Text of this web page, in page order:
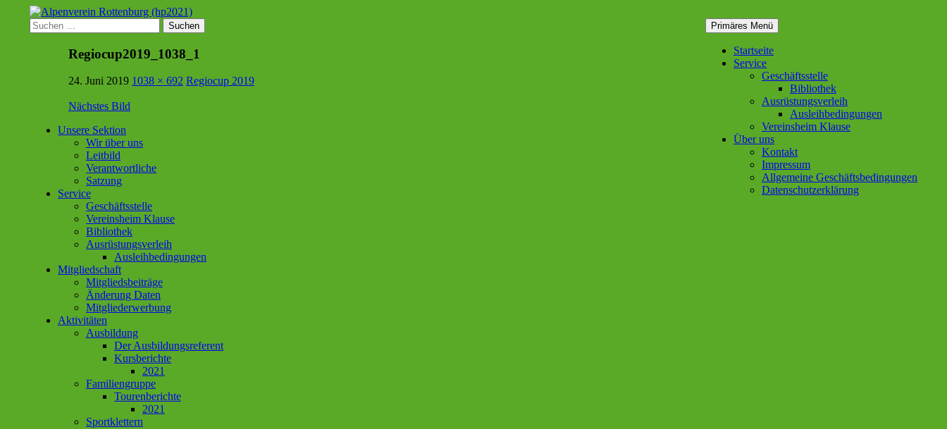
Alpenverein Rottenburg (hp2021)
Suchen Primäres Menü
Inhalt
Startseite
Service
Geschäftsstelle
Bibliothek
Ausrüstungsverleih
Ausleihbedingungen
Vereinsheim Klause
Über uns
Kontakt
Impressum
Allgemeine Geschäftsbedingungen
Datenschutzerklärung
Suchen
nach:
Regiocup2019_1038_1
24. Juni 2019 1038 × 692 Regiocup 2019
Nächstes Bild
Sektion im Deutschen Alpenverein (DAV)
Unsere Sektion
Wir über uns
Leitbild
Verantwortliche
Satzung
Service
Geschäftsstelle
Vereinsheim Klause
Bibliothek
Ausrüstungsverleih
Ausleihbedingungen
Mitgliedschaft
Mitgliedsbeiträge
Änderung Daten
Mitgliederwerbung
Aktivitäten
Ausbildung
Der Ausbildungsreferent
Kursberichte
2021
Familiengruppe
Tourenberichte
2021
Sportklettern